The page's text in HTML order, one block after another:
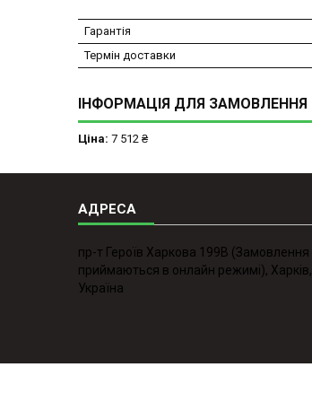
Гарантія
Термін доставки
ІНФОРМАЦІЯ ДЛЯ ЗАМОВЛЕННЯ
Ціна: 7 512 ₴
пр-т Героїв Харкова 199B (Замовлення
приймаються в онлайн режимі), Харків,
Україна